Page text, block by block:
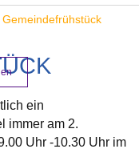
Gemeindefrühstück
ein
immer am 2.
Uhr -10.30 Uhr im